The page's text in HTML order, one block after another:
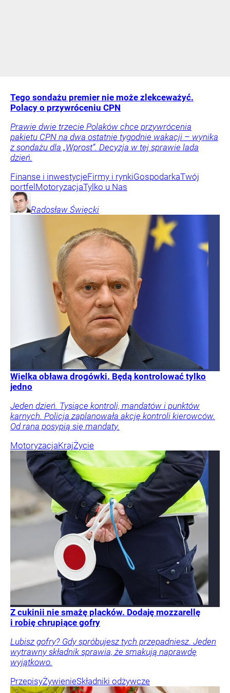
Tego sondażu premier nie może zlekceważyć.
Polacy o przywróceniu CPN
Prawie dwie trzecie Polaków chce przywrócenia
pakietu CPN na dwa ostatnie tygodnie wakacji – wynika
z sondażu dla „Wprost”. Decyzja w tej sprawie lada
dzień.
Finanse i inwestycjeFirmy i rynkiGospodarkaTwój
portfel MotoryzacjaTylko u Nas
Radosław Święcki
Wielka obława drogówki. Będą kontrolować tylko
jedno
Jeden dzień. Tysiące kontroli, mandatów i punktów
karnych. Policja zaplanowała akcję kontroli kierowców.
Od rana posypią się mandaty.
MotoryzacjaKrajŻycie
Z cukinii nie smażę placków. Dodaję mozzarellę
i robię chrupiące gofry
Lubisz gofry? Gdy spróbujesz tych przepadniesz. Jeden
wytrawny składnik sprawia, że smakują naprawdę
wyjątkowo.
PrzepisyŻywienieSkładniki odżywcze